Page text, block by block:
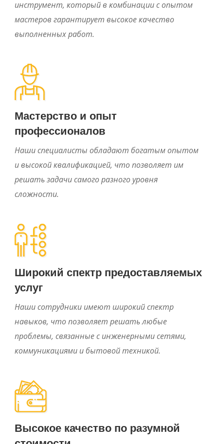
инструмент, который в комбинации с опытом
мастеров гарантирует высокое качество
выполненных работ.
Мастерство и опыт
профессионалов
Наши специалисты обладают богатым опытом
и высокой квалификацией, что позволяет им
решать задачи самого разного уровня
сложности.
Широкий спектр предоставляемых
услуг
Наши сотрудники имеют широкий спектр
навыков, что позволяет решать любые
проблемы, связанные с инженерными сетями,
коммуникациями и бытовой техникой.
Высокое качество по разумной